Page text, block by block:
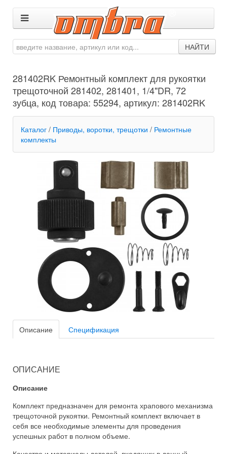
НАЙТИ
281402RK Ремонтный комплект для рукоятки
трещоточной 281402, 281401, 1/4"DR, 72
зубца, код товара: 55294, артикул: 281402RK
Каталог / Приводы, воротки, трещотки / Ремонтные
комплекты
Описание Спецификация
ОПИСАНИЕ
Описание
Комплект предназначен для ремонта храпового механизма
трещоточной рукоятки. Ремонтный комплект включает в
себя все необходимые элементы для проведения
успешных работ в полном объеме.